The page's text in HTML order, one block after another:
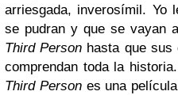
arriesgada, inverosímil. Yo
se pudran y que se vayan
Third Person hasta que sus
comprendan toda la historia.
Third Persones una